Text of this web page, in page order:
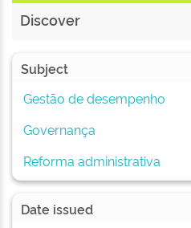
Discover
Subject
Gestão de desempenho
Governança
Reforma administrativa
Date issued